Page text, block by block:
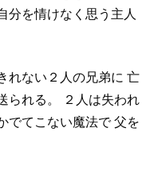
分を情けなく思う主人
れない２人の兄弟に 亡
られる。
２人は失われ
でてこない魔法で父を